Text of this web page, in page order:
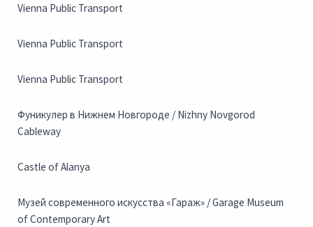
Vienna Public Transport
Vienna Public Transport
Vienna Public Transport
Фуникулер в Нижнем Новгороде / Nizhny Novgorod
Cableway
Castle of Alanya
Музей современного искусства «Гараж» / Garage Museum
of Contemporary Art